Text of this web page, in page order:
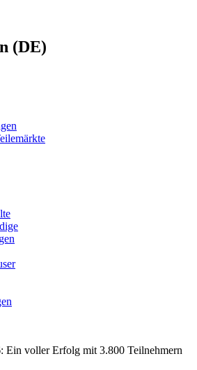
(DE)
Ein voller Erfolg mit 3.800 Teilnehmern